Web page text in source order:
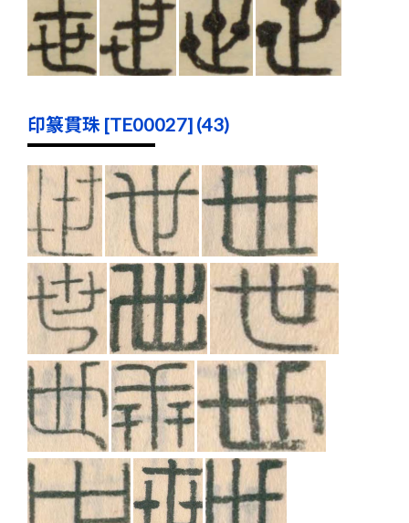
印篆貫珠 [TE00027] (43)